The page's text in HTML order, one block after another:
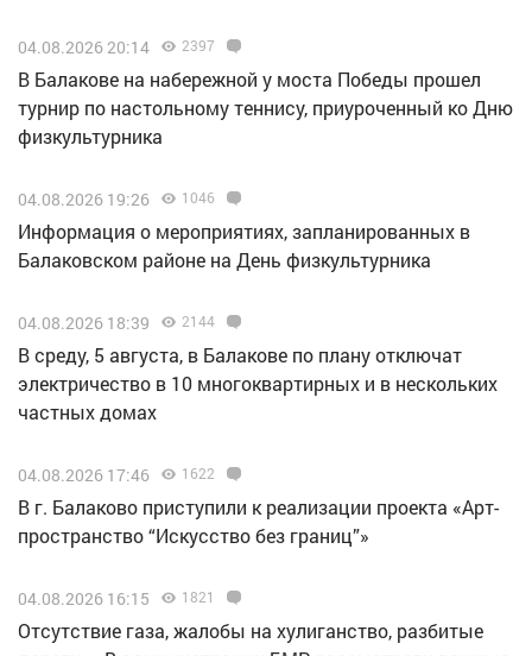
04.08.2026 20:14 2397
В Балакове на набережной у моста Победы прошел
турнир по настольному теннису, приуроченный ко Дню
физкультурника
04.08.2026 19:26 1046
Информация о мероприятиях, запланированных в
Балаковском районе на День физкультурника
04.08.2026 18:39 2144
В среду, 5 августа, в Балакове по плану отключат
электричество в 10 многоквартирных и в нескольких
частных домах
04.08.2026 17:46 1622
В г. Балаково приступили к реализации проекта «Арт-
пространство “Искусство без границ”»
04.08.2026 16:15 1821
Отсутствие газа, жалобы на хулиганство, разбитые